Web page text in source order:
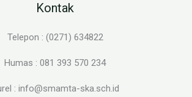
Kontak
Telepon : (0271) 634822
Humas : 081 393 570 234
: info@smamta-ska.sch.id